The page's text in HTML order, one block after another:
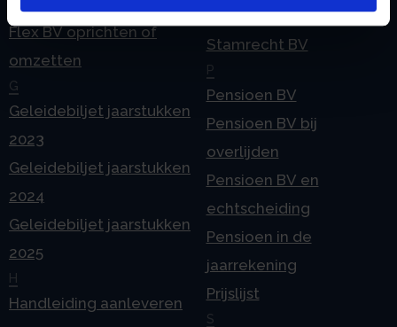
Flex BV oprichten of
omzetten
G
Geleidebiljet jaarstukken
2023
Geleidebiljet jaarstukken
2024
Geleidebiljet jaarstukken
2025
H
Handleiding aanleveren
Overgang naar
Stamrecht BV
P
Pensioen BV
Pensioen BV bij
overlijden
Pensioen BV en
echtscheiding
Pensioen in de
jaarrekening
Prijslijst
S